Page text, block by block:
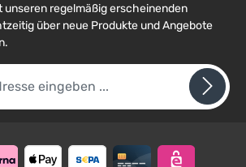
unseren regelmäßig erscheinenden
über neue Produkte und Angebote
zur Kenntnis